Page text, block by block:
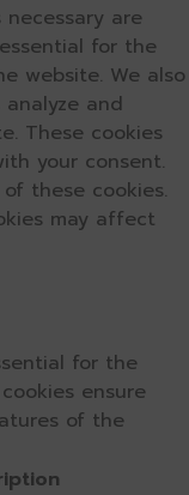
are
for the
website. We also
and
These cookies
your consent.
these cookies.
may affect
for the
ensure
of the